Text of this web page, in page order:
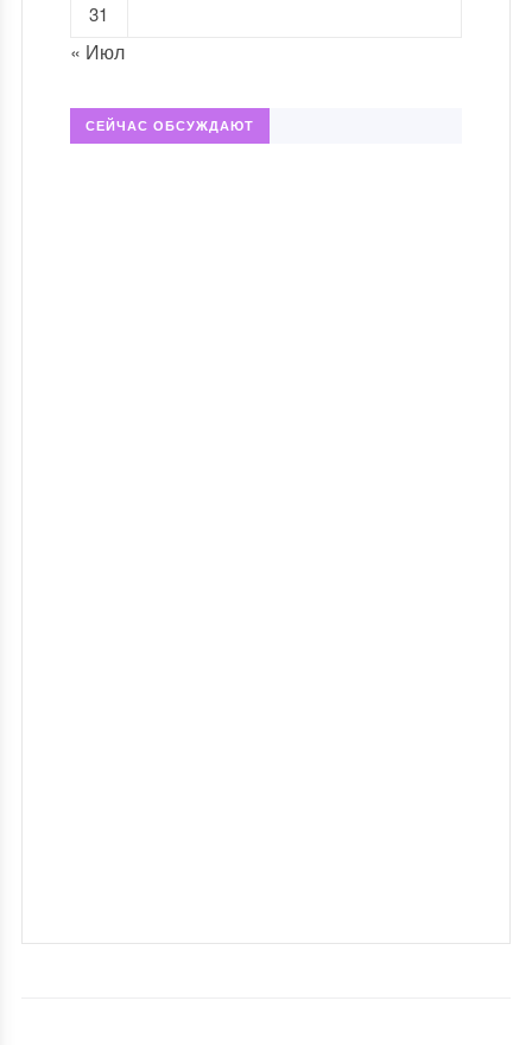
31
« Июл
СЕЙЧАС ОБСУЖДАЮТ